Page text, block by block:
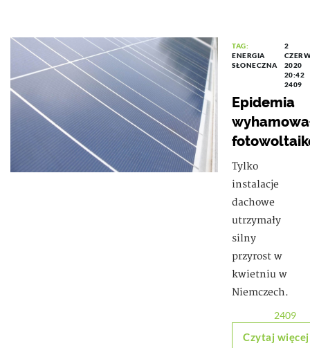
TAG:
ENERGIA
SŁONECZNA
2
2020
20:42
2409
Epidemia
Tylko
instalacje
dachowe
utrzymały
silny
przyrost w
kwietniu w
Niemczech.
2409
Czytaj więcej